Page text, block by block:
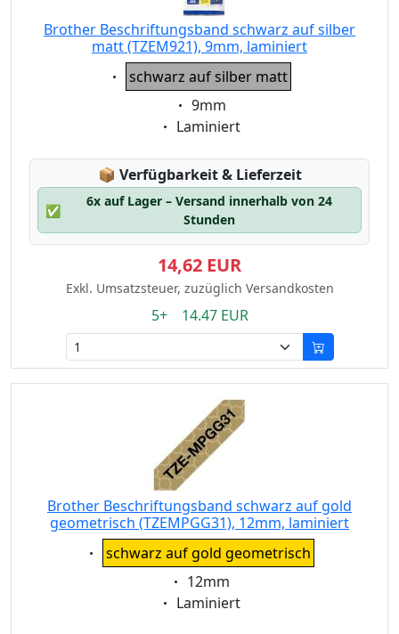
Brother Beschriftungsband schwarz auf silber
matt (TZEM921), 9mm, laminiert
Eigenschaft:
schwarz auf silber matt
Eigenschaft:
9mm
Eigenschaft:
Laminiert
📦 Lagerstatus:
Verfügbarkeit & Lieferzeit
✅
6x auf Lager – Versand innerhalb von 24
Stunden
14,62 EUR
Exkl. Umsatzsteuer, zuzüglich Versandkosten
5+ 14.47 EUR
Brother Beschriftungsband schwarz auf gold
geometrisch (TZEMPGG31), 12mm, laminiert
Eigenschaft:
schwarz auf gold geometrisch
Eigenschaft:
12mm
Eigenschaft:
Laminiert